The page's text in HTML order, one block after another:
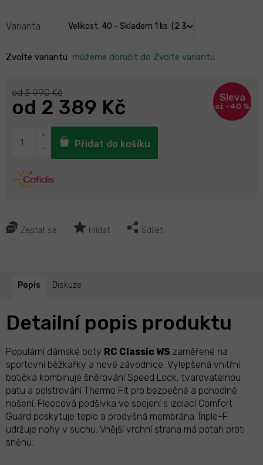
Zvolte variantu můžeme doručit do Zvolte variantu
Varianta
Zeptat se Hlídat Sdílet
od 3 990 Kč
od 2 389 Kč až –40 %
Přidat do košíku
Popis Diskuze
Detailní popis produktu
Populární dámské boty RC Classic WS zaměřené na
sportovní běžkařky a nové závodnice. Vylepšená vnitřní
botička kombinuje šněrování Speed Lock, tvarovatelnou
patu a polstrování Thermo Fit pro bezpečné a pohodlné
nošení. Fleecová podšívka ve spojení s izolací Comfort
Guard poskytuje teplo a prodyšná membrána Triple-F
udržuje nohy v suchu. Vnější vrchní strana má potah proti
sněhu.